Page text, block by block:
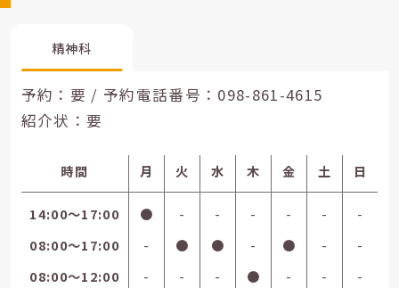
精神科
予約：要 / 予約電話番号： 098-861-4615
紹介状：要
時間 月 火 水 木 金 土 日
14:00〜17:00 ● - - - - -
-
08:00〜17:00
- ● ● - ● -
-
08:00〜12:00
- - - ● - -
-